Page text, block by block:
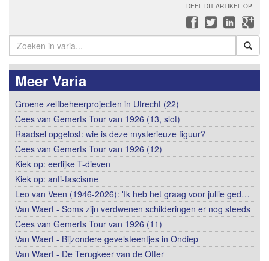
DEEL DIT ARTIKEL OP:
Meer Varia
Groene zelfbeheerprojecten in Utrecht (22)
Cees van Gemerts Tour van 1926 (13, slot)
Raadsel opgelost: wie is deze mysterieuze figuur?
Cees van Gemerts Tour van 1926 (12)
Kiek op: eerlijke T-dieven
Kiek op: anti-fascisme
Leo van Veen (1946-2026): 'Ik heb het graag voor jullie ged…
Van Waert - Soms zijn verdwenen schilderingen er nog steeds
Cees van Gemerts Tour van 1926 (11)
Van Waert - Bijzondere gevelsteentjes in Ondiep
Van Waert - De Terugkeer van de Otter